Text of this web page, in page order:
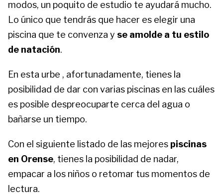
modos, un poquito de estudio te ayudará mucho.
Lo único que tendrás que hacer es elegir una
piscina que te convenza y se amolde a tu estilo
de natación.
En esta urbe , afortunadamente, tienes la
posibilidad de dar con varias piscinas en las cuáles
es posible despreocuparte cerca del agua o
bañarse un tiempo.
Con el siguiente listado de las mejores piscinas
en Orense, tienes la posibilidad de nadar,
empacar a los niños o retomar tus momentos de
lectura.